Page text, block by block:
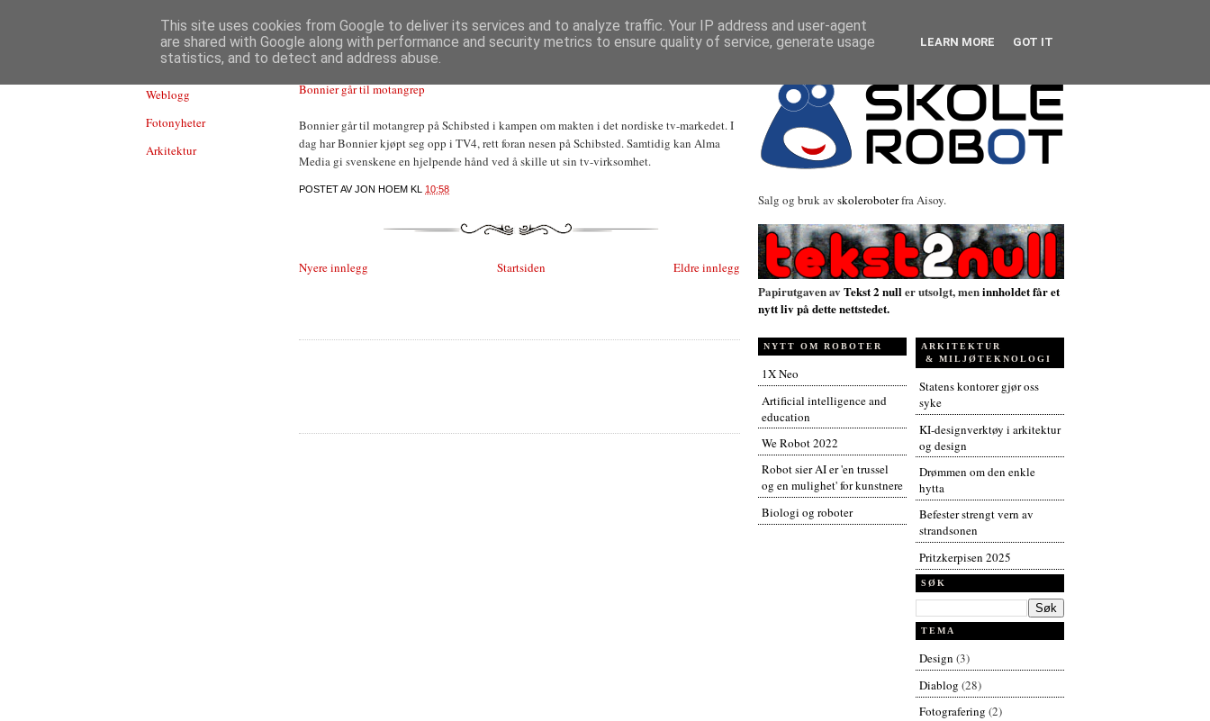
TEKNOLOGINYHETER
Weblogg
Fotonyheter
Arkitektur
Bonnier går til motangrep
Bonnier går til motangrep på Schibsted i kampen om makten i det nordiske tv-markedet. I
dag har Bonnier kjøpt seg opp i TV4, rett foran nesen på Schibsted. Samtidig kan Alma
Media gi svenskene en hjelpende hånd ved å skille ut sin tv-virksomhet.
POSTET AVJON HOEM KL 10:58
Nyere innlegg Eldre innlegg
Startsiden
Salg og bruk av skoleroboterfra Aisoy.
Papirutgaven av Tekst 2 null er utsolgt, meninnholdet får et
nytt liv på dette nettstedet.
NYTT OM ROBOTER
1X Neo
Artificial intelligence and
education
We Robot 2022
Robot sier AI er 'en trussel
og en mulighet' for kunstnere
Biologi og roboter
ARKITEKTUR
& MILJØTEKNOLOGI
Statens kontorer gjør oss
syke
KI-designverktøy i arkitektur
og design
Drømmen om den enkle
hytta
Befester strengt vern av
strandsonen
Pritzkerpisen 2025
SØK
TEMA
Design (3)
Diablog (28)
Fotografering (2)
This site uses cookies from Google to deliver its services and to analyze traffic. Your IP address and user-agent
are shared with Google along with performance and security metrics to ensure quality of service, generate usage
statistics, and to detect and address abuse.
LEARN MORE GOT IT